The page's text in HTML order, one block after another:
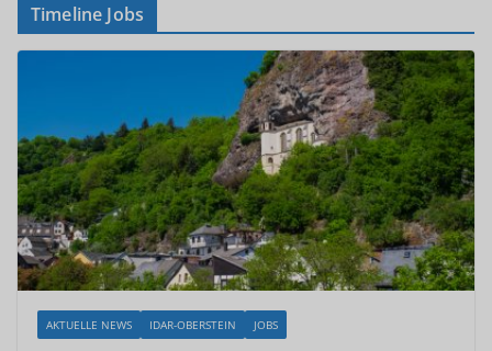
Timeline Jobs
AKTUELLE NEWS IDAR-OBERSTEIN JOBS